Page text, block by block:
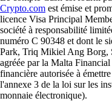
Crypto.com est émise et
licence Visa Principal
société à responsabilité
numéro C 90348 et dont le
Park, Triq Mikiel Ang Borg,
agréée par la Malta
financière autorisée à
l'annexe 3 de la loi sur les
monnaie électronique).